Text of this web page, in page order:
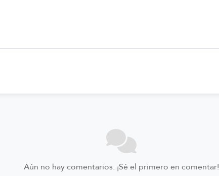
Aún no hay comentarios. ¡Sé el primero en comentar!